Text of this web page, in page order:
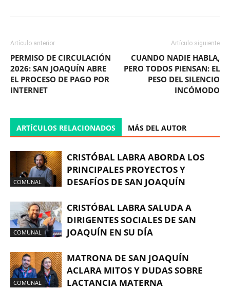
Artículo anterior
PERMISO DE CIRCULACIÓN
2026: SAN JOAQUÍN ABRE
EL PROCESO DE PAGO POR
INTERNET
Artículo siguiente
CUANDO NADIE HABLA,
PERO TODOS PIENSAN: EL
PESO DEL SILENCIO
INCÓMODO
ARTÍCULOS RELACIONADOS MÁS DEL AUTOR
COMUNAL
CRISTÓBAL LABRA ABORDA LOS
PRINCIPALES PROYECTOS Y
DESAFÍOS DE SAN JOAQUÍN
COMUNAL
CRISTÓBAL LABRA SALUDA A
DIRIGENTES SOCIALES DE SAN
JOAQUÍN EN SU DÍA
COMUNAL
MATRONA DE SAN JOAQUÍN
ACLARA MITOS Y DUDAS SOBRE
LACTANCIA MATERNA